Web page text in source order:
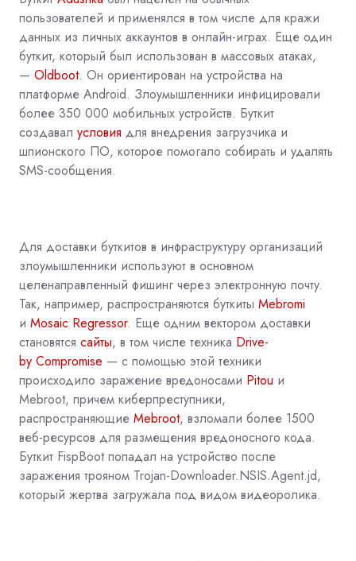
пользователей и применялся в том числе для кражи
данных из личных аккаунтов в онлайн-играх. Еще один
буткит, который был использован в массовых атаках,
— Oldboot. Он ориентирован на устройства на
платформе Android. Злоумышленники инфицировали
более 350 000 мобильных устройств. Буткит
создавал условия для внедрения загрузчика и
шпионского ПО, которое помогало собирать и удалять
SMS-сообщения.
Для доставки буткитов в инфраструктуру организаций
злоумышленники используют в основном
целенаправленный фишинг через электронную почту.
Так, например, распространяются буткиты Mebromi
и Mosaic Regressor. Еще одним вектором доставки
становятся сайты, в том числе техника Drive-
by Compromise — с помощью этой техники
происходило заражение вредоносами Pitou и
Mebroot, причем киберпреступники,
распространяющие Mebroot, взломали более 1500
веб-ресурсов для размещения вредоносного кода.
Буткит FispBoot попадал на устройство после
заражения трояном Trojan-Downloader.NSIS.Agent.jd,
который жертва загружала под видом видеоролика.